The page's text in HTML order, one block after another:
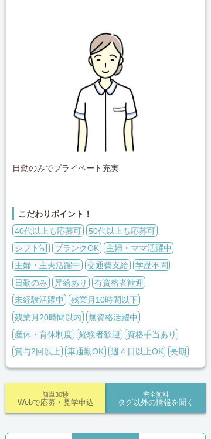
日勤のみでプライベート充実
こだわりポイント！
40代以上も応募可
50代以上も応募可
シフト制
ブランクOK
主婦・ママ活躍中
主婦・主夫活躍中
交通費支給
学歴不問
日勤のみ
昇給あり
有資格者歓迎
未経験活躍中
残業月10時間以下
残業月20時間以内
無資格活躍中
産休・育休制度
経験者歓迎
資格手当あり
賞与2回以上
車通勤OK 週４日以上OK 長期
完全無料
タグ以外の情報を聞く
簡単30秒
Webで応募・見学申込